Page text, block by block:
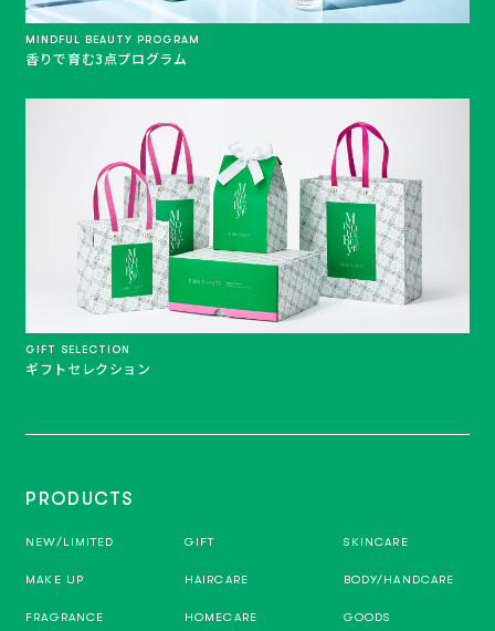
MINDFUL BEAUTY PROGRAM
香りで育む3点プログラム
GIFT SELECTION
ギフトセレクション
PRODUCTS
NEW/LIMITED GIFT SKINCARE
MAKE UP HAIRCARE BODY/HANDCARE
FRAGRANCE HOMECARE GOODS